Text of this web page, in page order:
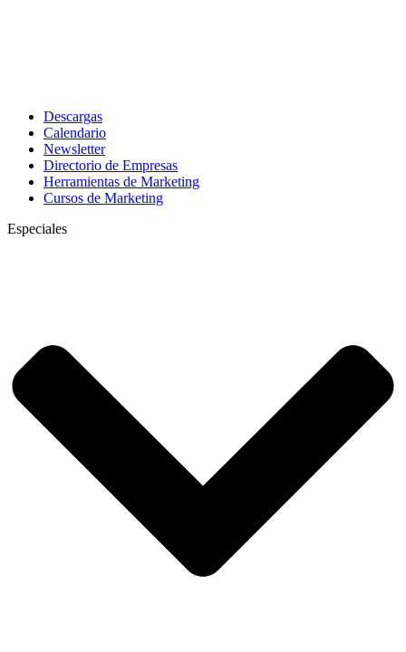
Descargas
Calendario
Newsletter
Directorio de Empresas
Herramientas de Marketing
Cursos de Marketing
Especiales